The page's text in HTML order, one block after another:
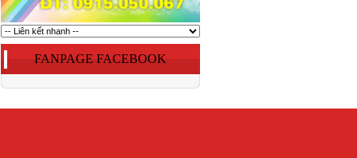
FANPAGE FACEBOOK